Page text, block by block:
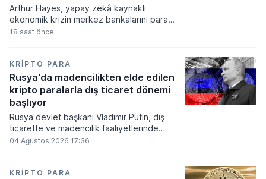
Arthur Hayes, yapay zekâ kaynaklı
ekonomik krizin merkez bankalarını para
basmaya zorlayacağını ve bu durumun
kayıplarının tetikleyeceği kredi krizinin
küresel likidite artışına yol açacağını belirtti
ve bitcoinin bu süreçte en hızlı tepki veren
varlık olacağı vurguladı.
18 saat önce
KRIPTO PARA
Rusya'da madencilikten elde edilen
kripto paralarla dış ticaret dönemi
başlıyor
Rusya devlet başkanı Vladimir Putin, dış
ticarette ve madencilik faaliyetlerinde
kripto varlıkların kullanımına onay veren
elde edilen dijital paraların belirli şartlar
04 Ağustos 2026 17:36
KRIPTO PARA